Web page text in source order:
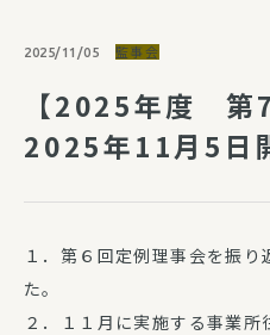
2025/11/05 監事会
【2025年度 第7
2025年11月5日
１．第６回定例理事会を振
た。
２．１１月に実施する事業